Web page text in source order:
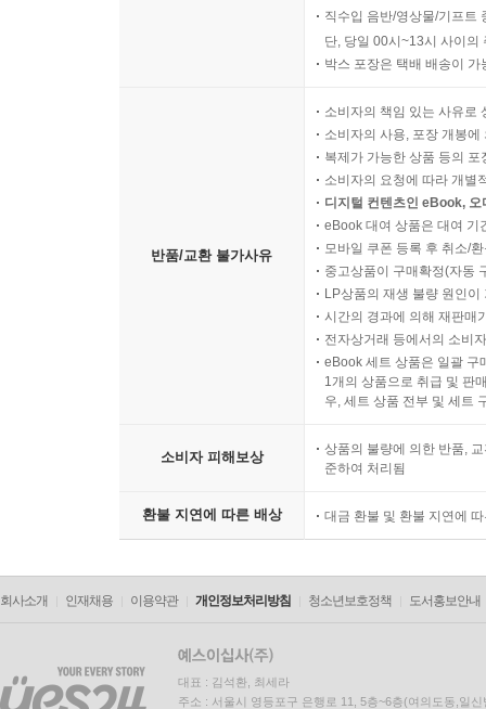
직수입 음반/영상물/기프트
단, 당일 00시~13시 사이의
박스 포장은 택배 배송이
반품/교환 불가사유
소비자의 책임 있는 사유로
소비자의 사용, 포장 개봉
복제가 가능한 상품 등의
소비자의 요청에 따라 개별
디지털 컨텐츠인 eBook,
eBook 대여 상품은 대여 기
모바일 쿠폰 등록 후 취소/
중고상품이 구매확정(자동
LP상품의 재생 불량 원인
시간의 경과에 의해 재판매
전자상거래 등에서의 소비
eBook 세트 상품은 일괄 구
1개의 상품으로 취급 및 판
우, 세트 상품 전부 및 세트
소비자 피해보상
상품의 불량에 의한 반품,
준하여 처리됨
환불 지연에 따른 배상 대금 환불 및 환불 지연에
회사소개 인재채용 이용약관 개인정보처리방침 청소년보호정책 도서홍보안내
대표 : 김석환, 최세라
주소 : 서울시 영등포구 은행로 11, 5층~6층(여의도동,일신